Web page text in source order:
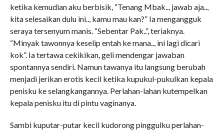
ketika kemudian aku berbisik, “Tenang Mbak.., jawab aja..,
kita selesaikan dulu ini.., kamu mau kan?” Ia mengangguk
seraya tersenyum manis. “Sebentar Pak..”, teriaknya.
“Minyak tawonnya keselip entah ke mana.., ini lagi dicari
kok”. Ia tertawa cekikikan, geli mendengar jawaban
spontannya sendiri. Namun tawanya itu langsung berubah
menjadi jerikan erotis kecil ketika kupukul-pukulkan kepala
penisku ke selangkangannya. Perlahan-lahan kutempelkan
kepala penisku itu di pintu vaginanya.
Sambi kuputar-putar kecil kudorong pinggulku perlahan-